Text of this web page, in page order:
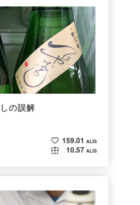
の誤解
159.01 ALIS
10.57 ALIS